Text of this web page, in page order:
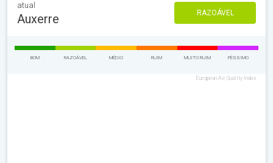
atual
Auxerre RAZOÁVEL
BOM RAZOÁVEL MÉDIO RUIM MUITO RUIM PÉSSIMO
European Air Quality Index